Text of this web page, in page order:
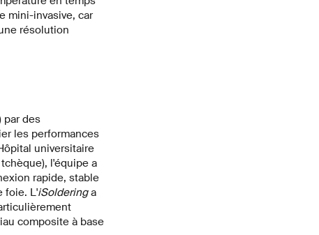
mini-invasive, car
résolution
des
les performances
universitaire
l'équipe a
rapide, stable
foie. L'iSolderinga
composite à base